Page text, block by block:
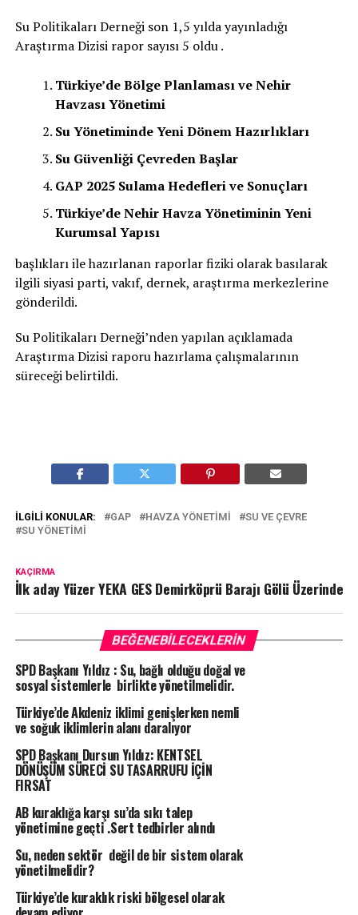
Su Politikaları Derneği son 1,5 yılda yayınladığı
Araştırma Dizisi rapor sayısı 5 oldu .
Türkiye’de Bölge Planlaması ve Nehir
Havzası Yönetimi
Su Yönetiminde Yeni Dönem Hazırlıkları
Su Güvenliği Çevreden Başlar
GAP 2025 Sulama Hedefleri ve Sonuçları
Türkiye’de Nehir Havza Yönetiminin Yeni
Kurumsal Yapısı
başlıkları ile hazırlanan raporlar fiziki olarak basılarak
ilgili siyasi parti, vakıf, dernek, araştırma merkezlerine
gönderildi.
Su Politikaları Derneği’nden yapılan açıklamada
Araştırma Dizisi raporu hazırlama çalışmalarının
süreceği belirtildi.
İLGILI KONULAR: GAP HAVZA YÖNETIMI
SU VE ÇEVRE
SU YÖNETIMI
KAÇIRMA
İlk aday Yüzer YEKA GES Demirköprü Barajı Gölü Üzerinde
BEĞENEBILECEKLERIN
SPD Başkanı Yıldız : Su, bağlı olduğu doğal ve
sosyal sistemlerle birlikte yönetilmelidir.
Türkiye’de Akdeniz iklimi genişlerken nemli
ve soğuk iklimlerin alanı daralıyor
SPD Başkanı Dursun Yıldız: KENTSEL
DÖNÜŞÜM SÜRECİ SU TASARRUFU İÇİN
FIRSAT
AB kuraklığa karşı su’da sıkı talep
yönetimine geçti .Sert tedbirler alındı
Su, neden sektör değil de bir sistem olarak
yönetilmelidir?
Türkiye’de kuraklık riski bölgesel olarak